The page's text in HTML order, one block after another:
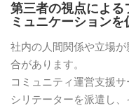
第三者の視点による
ミュニケーションを
社内の人間関係や立場
合があります。
コミュニティ運営支援
シリテーターを派遣し